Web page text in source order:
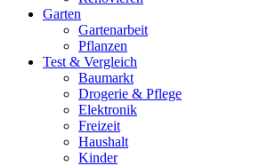
Garten
Gartenarbeit
Pflanzen
Test & Vergleich
Baumarkt
Drogerie & Pflege
Elektronik
Freizeit
Haushalt
Kinder